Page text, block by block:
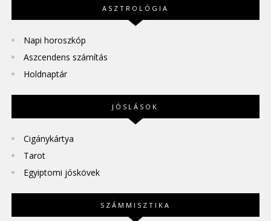
ASZTROLÓGIA
Napi horoszkóp
Aszcendens számítás
Holdnaptár
JÓSLÁSOK
Cigánykártya
Tarot
Egyiptomi jóskövek
SZÁMMISZTIKA